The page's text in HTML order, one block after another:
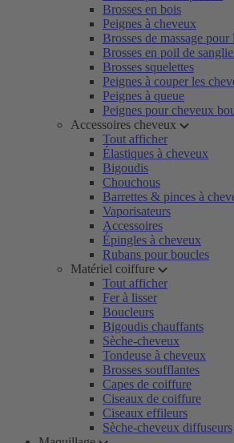
Brosses en bois
Peignes à cheveux
Brosses de massage pour
Brosses en poil de
Brosses squelettes
Peignes à couper les
Peignes à queue
Peignes pour cheveux
Accessoires cheveux
Tout afficher
Élastiques à cheveux
Bigoudis
Chouchous
Barrettes & pinces à
Vaporisateurs
Accessoires
Épingles à cheveux
Rubans pour boucles
Matériel coiffure
Tout afficher
Fer à lisser
Boucleurs
Bigoudis chauffants
Sèche-cheveux
Tondeuse à cheveux
Brosses soufflantes
Capes de coiffure
Ciseaux de coiffure
Ciseaux effileurs
Sèche-cheveux diffuseurs